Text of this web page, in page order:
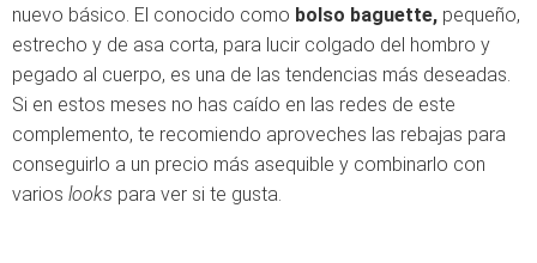
nuevo básico. El conocido como bolso baguette, pequeño,
estrecho y de asa corta, para lucir colgado del hombro y
pegado al cuerpo, es una de las tendencias más deseadas.
Si en estos meses no has caído en las redes de este
complemento, te recomiendo aproveches las rebajas para
conseguirlo a un precio más asequible y combinarlo con
varios looks para ver si te gusta.